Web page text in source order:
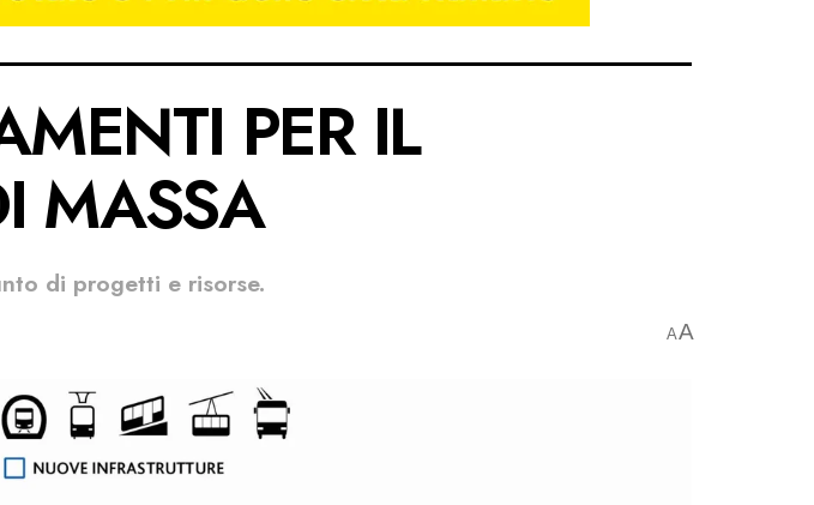
PER IL
MASSA
di progetti e risorse.
AA